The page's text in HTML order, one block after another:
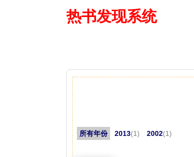
热书发现系统
所有年份 2013(1) 2002(1)